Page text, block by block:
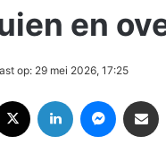
en
op: 29 mei 2026, 17:25